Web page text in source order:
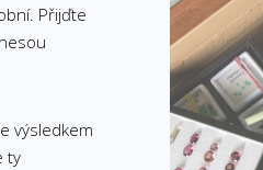
Přijďte
výsledkem
ty